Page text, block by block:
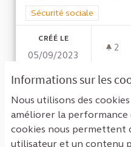
Informations sur les
Nous utilisons des
améliorer la performance
cookies nous permettent
utilisateur et un contenu
Filtrer les résultats de la
Sécurité sociale
CRÉÉ LE
05/09/2023
2
Voir